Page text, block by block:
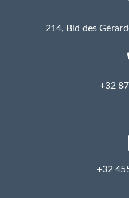
214, Bld des
+32
+32